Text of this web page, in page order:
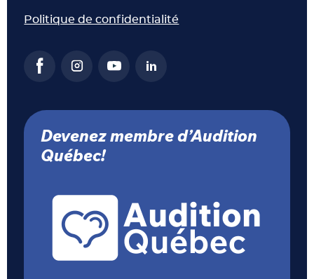
Politique de confidentialité
Devenez membre d’Audition
Québec!